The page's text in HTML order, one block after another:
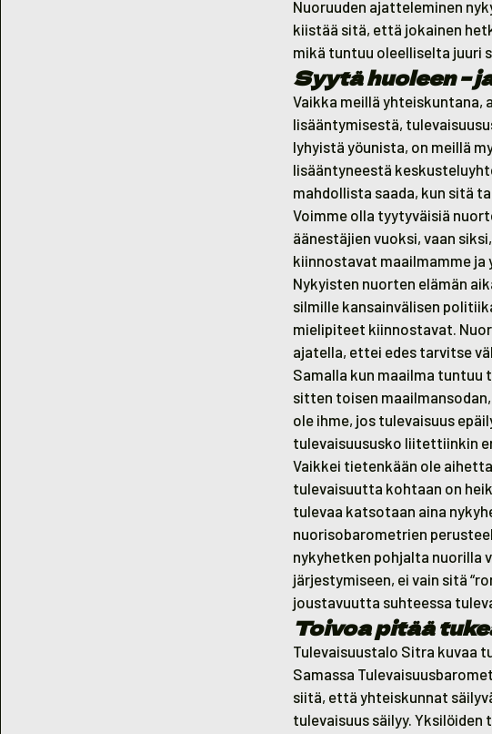
Nuoruuden ajatteleminen
kiistää sitä, että jokainen
mikä tuntuu oleelliselta juuri
Syytä huoleen –
Vaikka meillä yhteiskuntana,
lisääntymisestä,
lyhyistä yöunista, on meillä
lisääntyneestä
mahdollista saada, kun sitä
Voimme olla tyytyväisiä
äänestäjien vuoksi, vaan
kiinnostavat maailmamme
Nykyisten nuorten elämän
silmille kansainvälisen
mielipiteet kiinnostavat.
ajatella, ettei edes tarvitse
Samalla kun maailma tuntuu
sitten toisen
ole ihme, jos tulevaisuus
tulevaisuususko liitettiinkin
Vaikkei tietenkään ole
tulevaisuutta kohtaan on
tulevaa katsotaan aina
nuorisobarometrien
nykyhetken pohjalta nuorilla
järjestymiseen, ei vain sitä
joustavuutta suhteessa
Toivoa pitää
Tulevaisuustalo Sitra kuvaa
Samassa
siitä, että yhteiskunnat
tulevaisuus säilyy.